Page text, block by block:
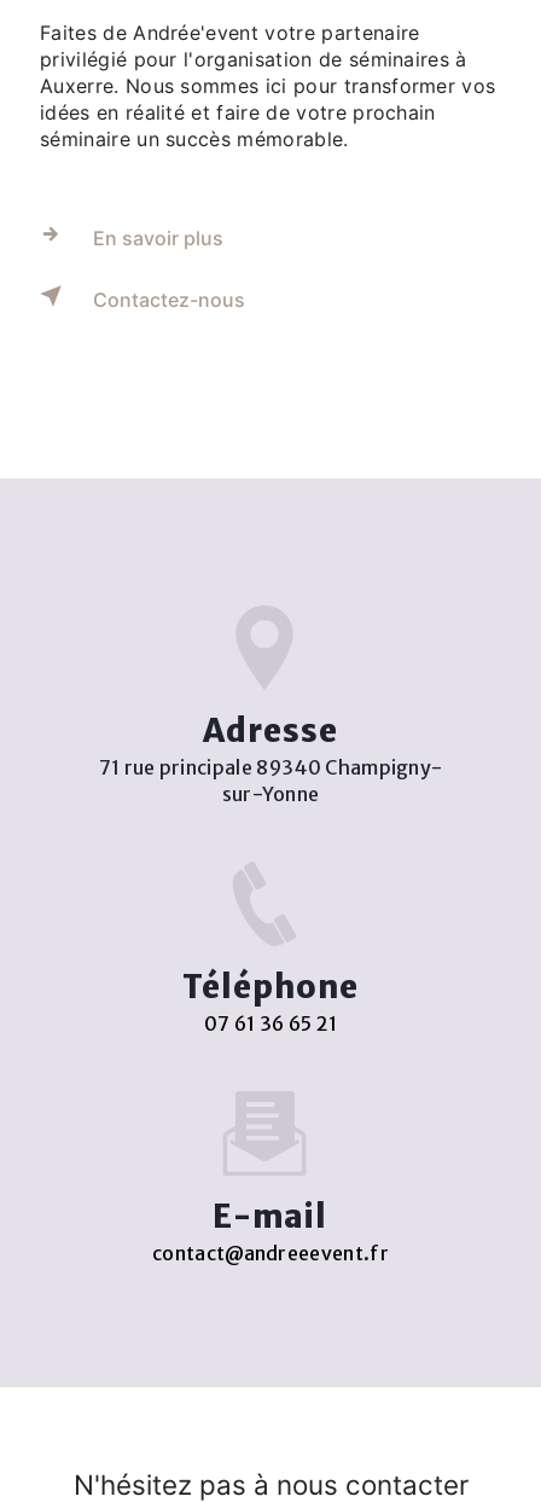
Faites de Andrée'event votre partenaire
privilégié pour l'organisation de séminaires à
Auxerre. Nous sommes ici pour transformer vos
idées en réalité et faire de votre prochain
séminaire un succès mémorable.
En savoir plus
Contactez-nous
Adresse
71 rue principale 89340 Champigny-
sur-Yonne
Téléphone
07 61 36 65 21
E-mail
contact@andreeevent.fr
N'hésitez pas à nous contacter